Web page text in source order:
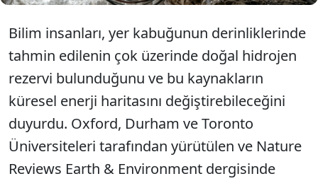
Bilim insanları, yer kabuğunun derinliklerinde
tahmin edilenin çok üzerinde doğal hidrojen
rezervi bulunduğunu ve bu kaynakların
küresel enerji haritasını değiştirebileceğini
duyurdu. Oxford, Durham ve Toronto
Üniversiteleri tarafından yürütülen ve Nature
Reviews Earth & Environment dergisinde